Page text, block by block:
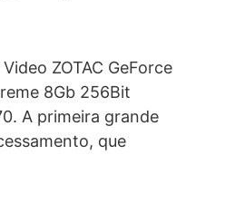
ZOTAC GeForce
8Gb 256Bit
A primeira grande
que